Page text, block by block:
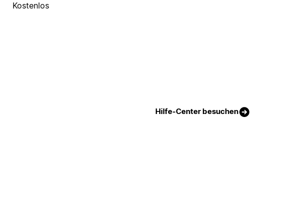
Kostenlos
Hilfe-Center besuchen